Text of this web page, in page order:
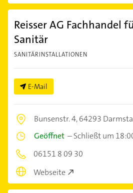
Reisser AG Fachhandel
Sanitär
SANITÄRINSTALLATIONEN
E-Mail
Bunsenstr. 4,64293
Geöffnet –Schließt um
06151 8 09 30
Webseite